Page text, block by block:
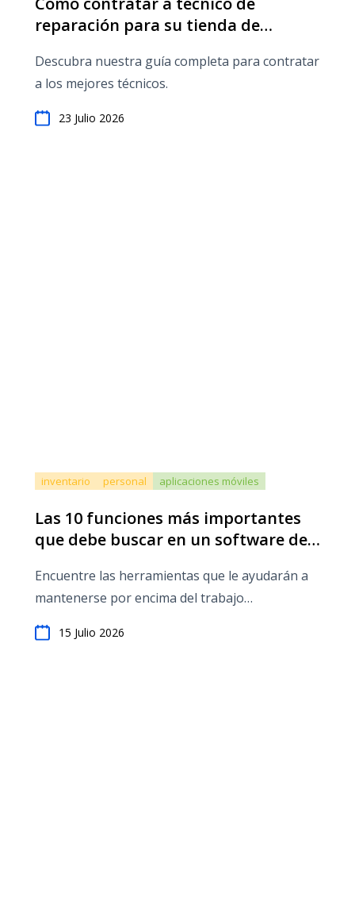
reparación para su tienda de
Descubra nuestra guía completa para contratar
a los mejores técnicos.
23 Julio 2026
inventario personal aplicaciones móviles
Las 10 funciones más importantes
que debe buscar en un software de
Encuentre las herramientas que le ayudarán a
mantenerse por encima del trabajo
15 Julio 2026